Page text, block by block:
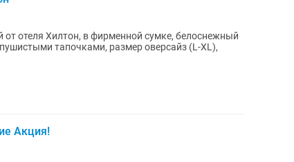
отеля Хилтон, в фирменной сумке, белоснежный
тапочками, размер оверсайз (L-XL),
Акция!